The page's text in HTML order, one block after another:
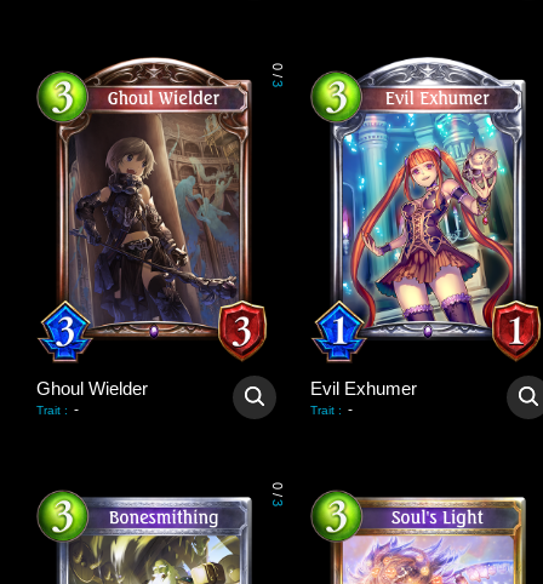
0
/
3
Ghoul Wielder
Trait : -
Evil Exhumer
Trait : -
0
/
3